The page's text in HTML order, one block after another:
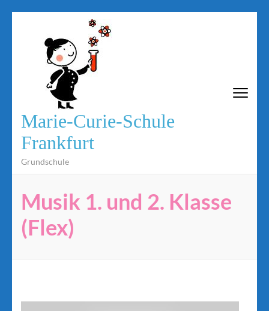
springen
(Eingabetaste
drücken)
Marie-Curie-Schule
Frankfurt
Grundschule
Musik 1. und 2. Klasse
(Flex)